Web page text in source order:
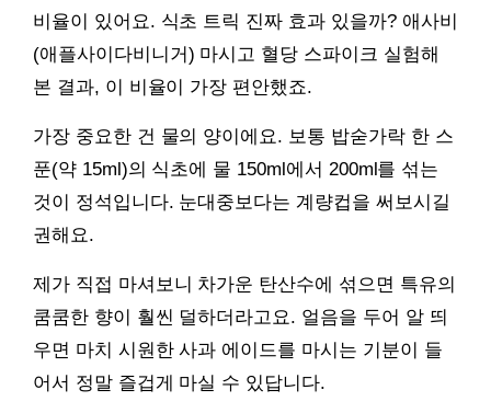
비율이 있어요. 식초 트릭 진짜 효과 있을까? 애사비
(애플사이다비니거) 마시고 혈당 스파이크 실험해
본 결과, 이 비율이 가장 편안했죠.
가장 중요한 건 물의 양이에요. 보통 밥숟가락 한 스
푼(약 15ml)의 식초에 물 150ml에서 200ml를 섞는
것이 정석입니다. 눈대중보다는 계량컵을 써보시길
권해요.
제가 직접 마셔보니 차가운 탄산수에 섞으면 특유의
쿰쿰한 향이 훨씬 덜하더라고요. 얼음을 두어 알 띄
우면 마치 시원한 사과 에이드를 마시는 기분이 들
어서 정말 즐겁게 마실 수 있답니다.